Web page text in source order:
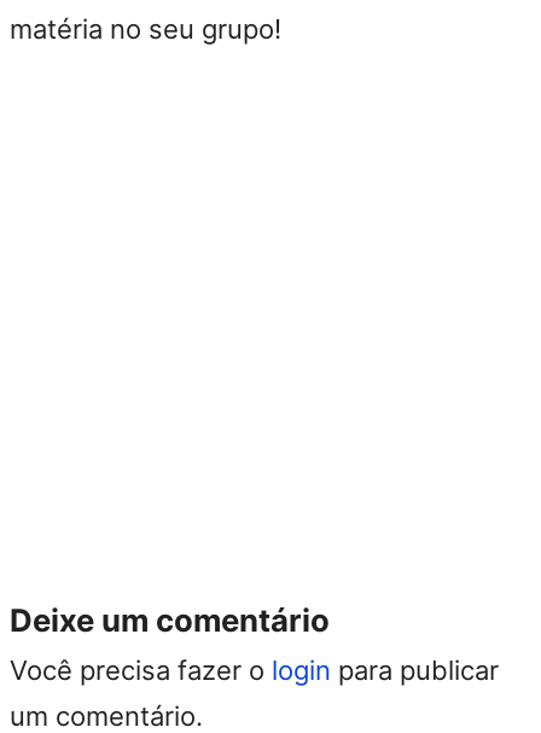
matéria no seu grupo!
Deixe um comentário
Você precisa fazer o login para publicar
um comentário.